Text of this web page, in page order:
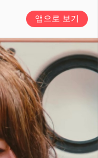
앱으로 보기